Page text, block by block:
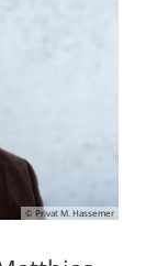
© Privat M. Hassemer